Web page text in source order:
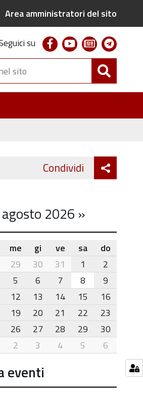
Area amministratori del sito
su facebookyoutubenewsletter
Cerca
nel
sito
Condividi Twitter
agosto 2026 »
me gi ve sa
do
29 30 31 1
2
5 6 7 8
9
12 13 14 15
16
19 20 21 22
23
26 27 28 29
30
2 3 4 5 6
eventi